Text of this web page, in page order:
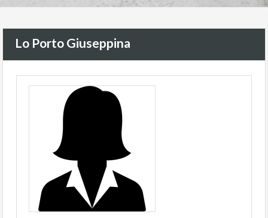
Lo Porto Giuseppina